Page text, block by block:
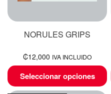
NORULES GRIPS
₡12,000 IVA INCLUIDO
Seleccionar opciones